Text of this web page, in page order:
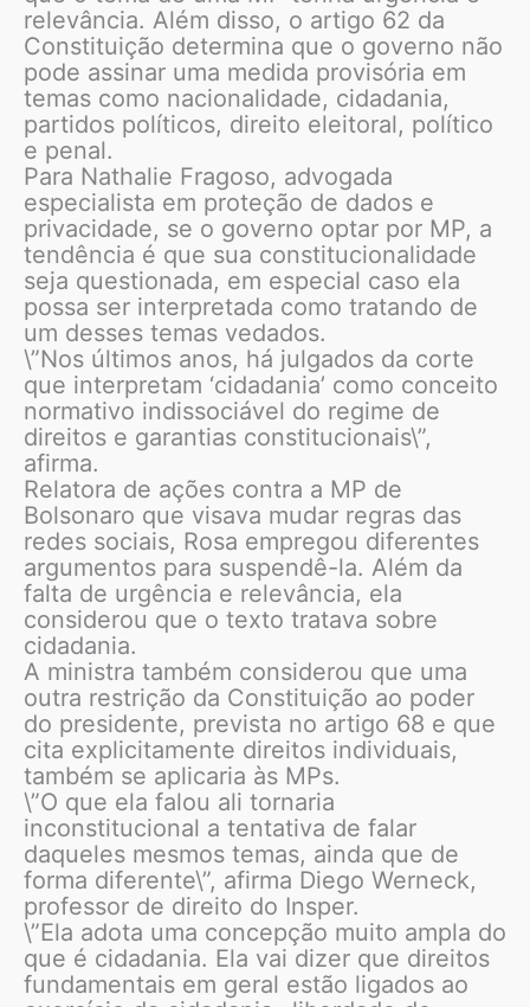
relevância. Além disso, o artigo 62 da
Constituição determina que o governo não
pode assinar uma medida provisória em
temas como nacionalidade, cidadania,
partidos políticos, direito eleitoral, político
e penal.
Para Nathalie Fragoso, advogada
especialista em proteção de dados e
privacidade, se o governo optar por MP, a
tendência é que sua constitucionalidade
seja questionada, em especial caso ela
possa ser interpretada como tratando de
um desses temas vedados.
\”Nos últimos anos, há julgados da corte
que interpretam ‘cidadania’ como conceito
normativo indissociável do regime de
direitos e garantias constitucionais\”,
afirma.
Relatora de ações contra a MP de
Bolsonaro que visava mudar regras das
redes sociais, Rosa empregou diferentes
argumentos para suspendê-la. Além da
falta de urgência e relevância, ela
considerou que o texto tratava sobre
cidadania.
A ministra também considerou que uma
outra restrição da Constituição ao poder
do presidente, prevista no artigo 68 e que
cita explicitamente direitos individuais,
também se aplicaria às MPs.
\”O que ela falou ali tornaria
inconstitucional a tentativa de falar
daqueles mesmos temas, ainda que de
forma diferente\”, afirma Diego Werneck,
professor de direito do Insper.
\”Ela adota uma concepção muito ampla do
que é cidadania. Ela vai dizer que direitos
fundamentais em geral estão ligados ao